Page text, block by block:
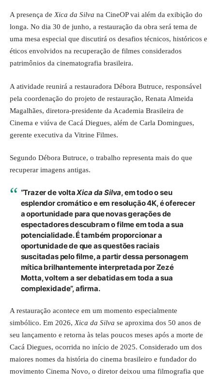
A presença de Xica da Silva na CineOP vai além da exibição do
longa. No dia 30 de junho, a restauração da obra será tema de
uma mesa especial que discutirá os desafios técnicos, históricos e
éticos envolvidos na recuperação de filmes considerados
patrimônios da cinematografia brasileira.
A atividade reunirá a restauradora Débora Butruce, responsável
pela coordenação do projeto de restauração, Renata Almeida
Magalhães, diretora-presidente da Academia Brasileira de
Cinema e viúva de Cacá Diegues, além de Carla Domingues,
gerente executiva da Vitrine Filmes.
Segundo Débora Butruce, o trabalho representa mais do que
recuperar imagens antigas.
“Trazer de voltaXica da Silva, em todo o seu
esplendor cromático e em resolução 4K, é oferecer
a oportunidade para que novas gerações de
espectadores descubram o filme em toda a sua
potencialidade. É também proporcionar a
oportunidade de que as questões raciais
suscitadas pelo filme, a partir dessa personagem
mítica brilhantemente interpretada por Zezé
Motta, voltem a ser debatidas em toda a sua
complexidade”, afirma.
A restauração acontece em um momento especialmente
simbólico. Em 2026, Xica da Silva se aproxima dos 50 anos de
seu lançamento e retorna às telas poucos meses após a morte de
Cacá Diegues, ocorrida no início de 2025. Considerado um dos
maiores nomes da história do cinema brasileiro e fundador do
movimento Cinema Novo, o diretor deixou uma filmografia que